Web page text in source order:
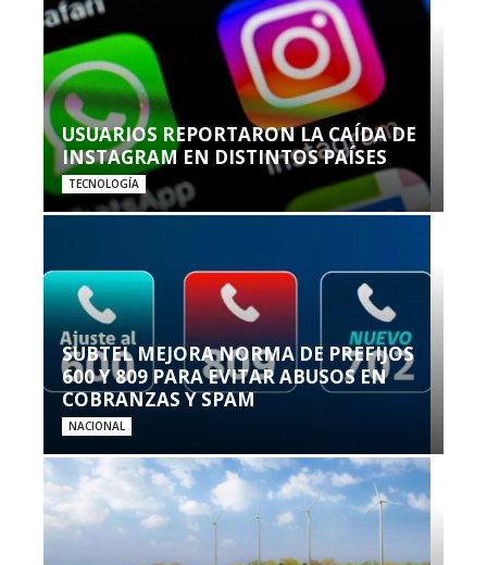
USUARIOS REPORTARON LA CAÍDA DE
INSTAGRAM EN DISTINTOS PAÍSES
TECNOLOGÍA
SUBTEL MEJORA NORMA DE PREFIJOS
600 Y 809 PARA EVITAR ABUSOS EN
COBRANZAS Y SPAM
NACIONAL